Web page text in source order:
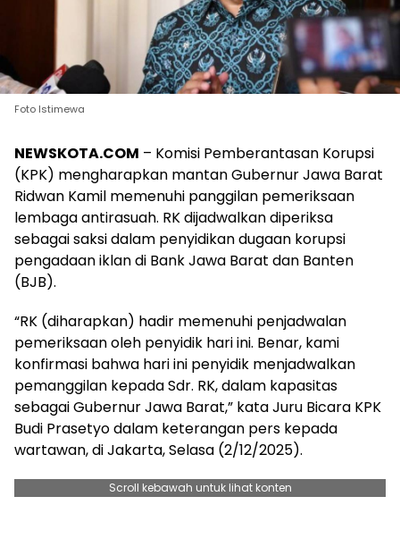
Foto Istimewa
NEWSKOTA.COM – Komisi Pemberantasan Korupsi
(KPK) mengharapkan mantan Gubernur Jawa Barat
Ridwan Kamil memenuhi panggilan pemeriksaan
lembaga antirasuah. RK dijadwalkan diperiksa
sebagai saksi dalam penyidikan dugaan korupsi
pengadaan iklan di Bank Jawa Barat dan Banten
(BJB).
“RK (diharapkan) hadir memenuhi penjadwalan
pemeriksaan oleh penyidik hari ini. Benar, kami
konfirmasi bahwa hari ini penyidik menjadwalkan
pemanggilan kepada Sdr. RK, dalam kapasitas
sebagai Gubernur Jawa Barat,” kata Juru Bicara KPK
Budi Prasetyo dalam keterangan pers kepada
wartawan, di Jakarta, Selasa (2/12/2025).
Scroll kebawah untuk lihat konten